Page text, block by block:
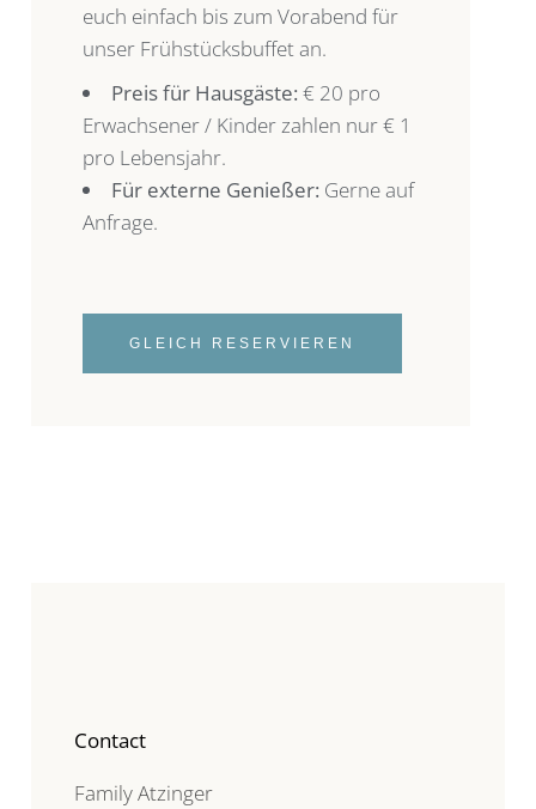
euch einfach bis zum Vorabend für
unser Frühstücksbuffet an.
Preis für Hausgäste: € 20 pro
Erwachsener / Kinder zahlen nur € 1
pro Lebensjahr.
Für externe Genießer: Gerne auf
Anfrage.
GLEICH RESERVIEREN
Contact
Family Atzinger